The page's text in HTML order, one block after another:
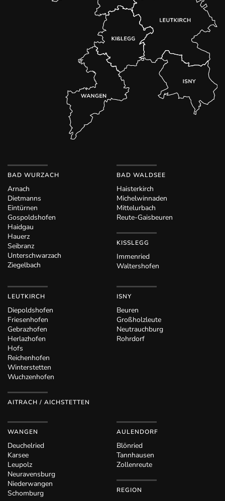
BAD WURZACH
Arnach
Dietmanns
Eintürnen
Gospoldshofen
Haidgau
Hauerz
Seibranz
Unterschwarzach
Ziegelbach
BAD WALDSEE
Haisterkirch
Michelwinnaden
Mittelurbach
Reute-Gaisbeuren
KISSLEGG
Immenried
Waltershofen
LEUTKIRCH
Diepoldshofen
Friesenhofen
Gebrazhofen
Herlazhofen
Hofs
Reichenhofen
Winterstetten
Wuchzenhofen
AITRACH / AICHSTETTEN
ISNY
Beuren
Großholzleute
Neutrauchburg
Rohrdorf
WANGEN
Deuchelried
Karsee
Leupolz
Neuravensburg
Niederwangen
Schomburg
AULENDORF
Blönried
Tannhausen
Zollenreute
REGION